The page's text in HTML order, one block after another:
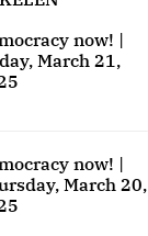
now! |
March 21,
now! |
March 20,